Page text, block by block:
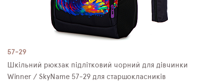
57-29
Шкільний рюкзак підлітковий чорний для дівчинки
Winner / SkyNamе 57-29 для старшокласників